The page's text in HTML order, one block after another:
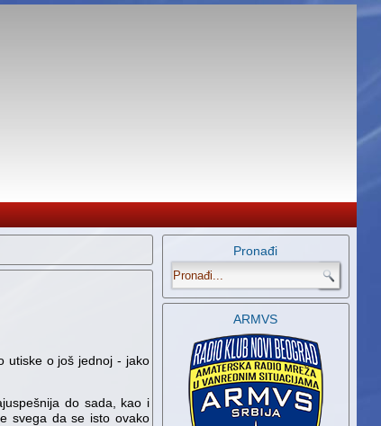
utiske o još jednoj - jako
do sada, kao i
svega da se isto ovako
Pronađi
.
ARMVS